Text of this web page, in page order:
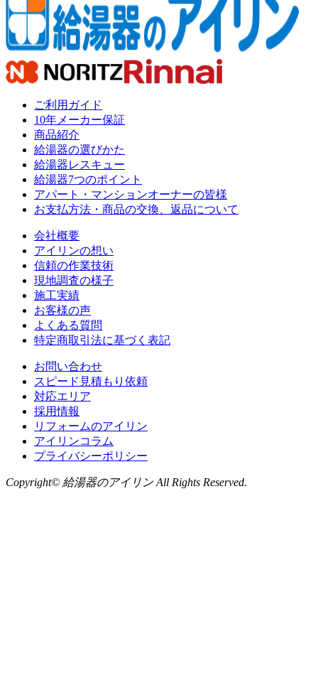
ご利用ガイド
10年メーカー保証
商品紹介
給湯器の選びかた
給湯器レスキュー
給湯器7つのポイント
アパート・マンションオーナーの皆様
お支払方法・商品の交換、返品について
会社概要
アイリンの想い
信頼の作業技術
現地調査の様子
施工実績
お客様の声
よくある質問
特定商取引法に基づく表記
お問い合わせ
スピード見積もり依頼
対応エリア
採用情報
リフォームのアイリン
アイリンコラム
プライバシーポリシー
Copyright© 給湯器のアイリン All Rights Reserved.